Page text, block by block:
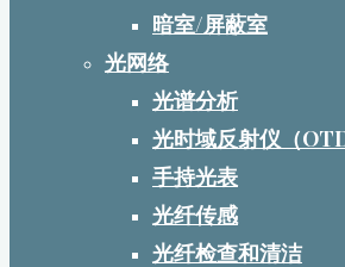
暗室/屏蔽室
光网络
光谱分析
光时域反射仪（
手持光表
光纤传感
光纤检查和清洁